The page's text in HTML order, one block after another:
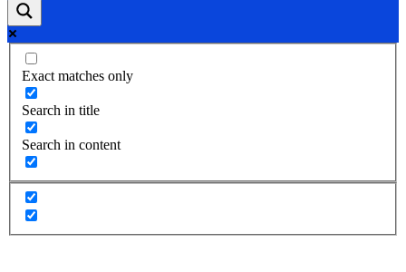
Exact matches only
Search in title
Search in content